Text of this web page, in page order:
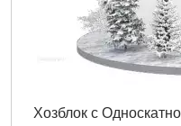
Хозблок с